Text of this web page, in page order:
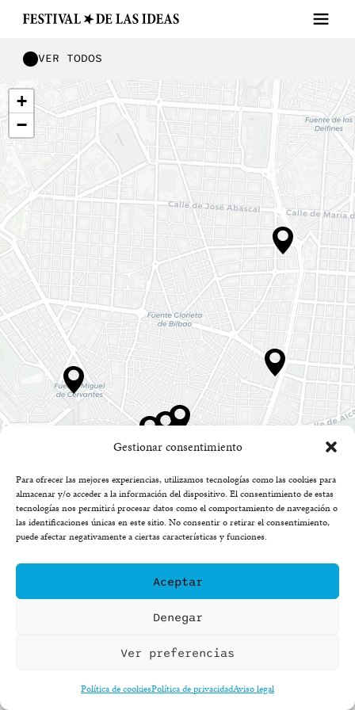
Gestionar consentimiento
Para ofrecer las mejores experiencias, utilizamos tecnologías como las cookies para
almacenar y/o acceder a la información del dispositivo. El consentimiento de estas
tecnologías nos permitirá procesar datos como el comportamiento de navegación o
las identificaciones únicas en este sitio. No consentir o retirar el consentimiento,
puede afectar negativamente a ciertas características y funciones.
Aceptar
Denegar
Ver preferencias
Política de cookiesPolítica de privacidadAviso legal
VER TODOS
+
−
Leaflet| ©OpenStreetMapcontributors ©